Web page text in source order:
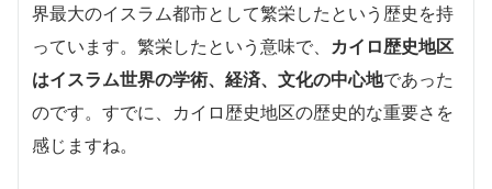
界最大のイスラム都市として繁栄したという歴史を持
っています。繁栄したという意味で、 カイロ歴史地区
はイスラム世界の学術、経済、文化の中心地であった
のです。すでに、カイロ歴史地区の歴史的な重要さを
感じますね。